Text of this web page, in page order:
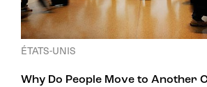
ÉTATS-UNIS
Why Do People Move to Another